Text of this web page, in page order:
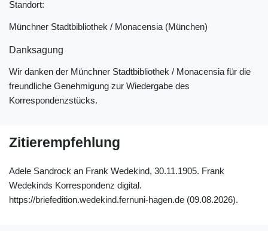
Standort:
Münchner Stadtbibliothek / Monacensia (München)
Danksagung
Wir danken der Münchner Stadtbibliothek / Monacensia für die
freundliche Genehmigung zur Wiedergabe des
Korrespondenzstücks.
Zitierempfehlung
Adele Sandrock an Frank Wedekind, 30.11.1905. Frank
Wedekinds Korrespondenz digital.
https://briefedition.wedekind.fernuni-hagen.de (09.08.2026).